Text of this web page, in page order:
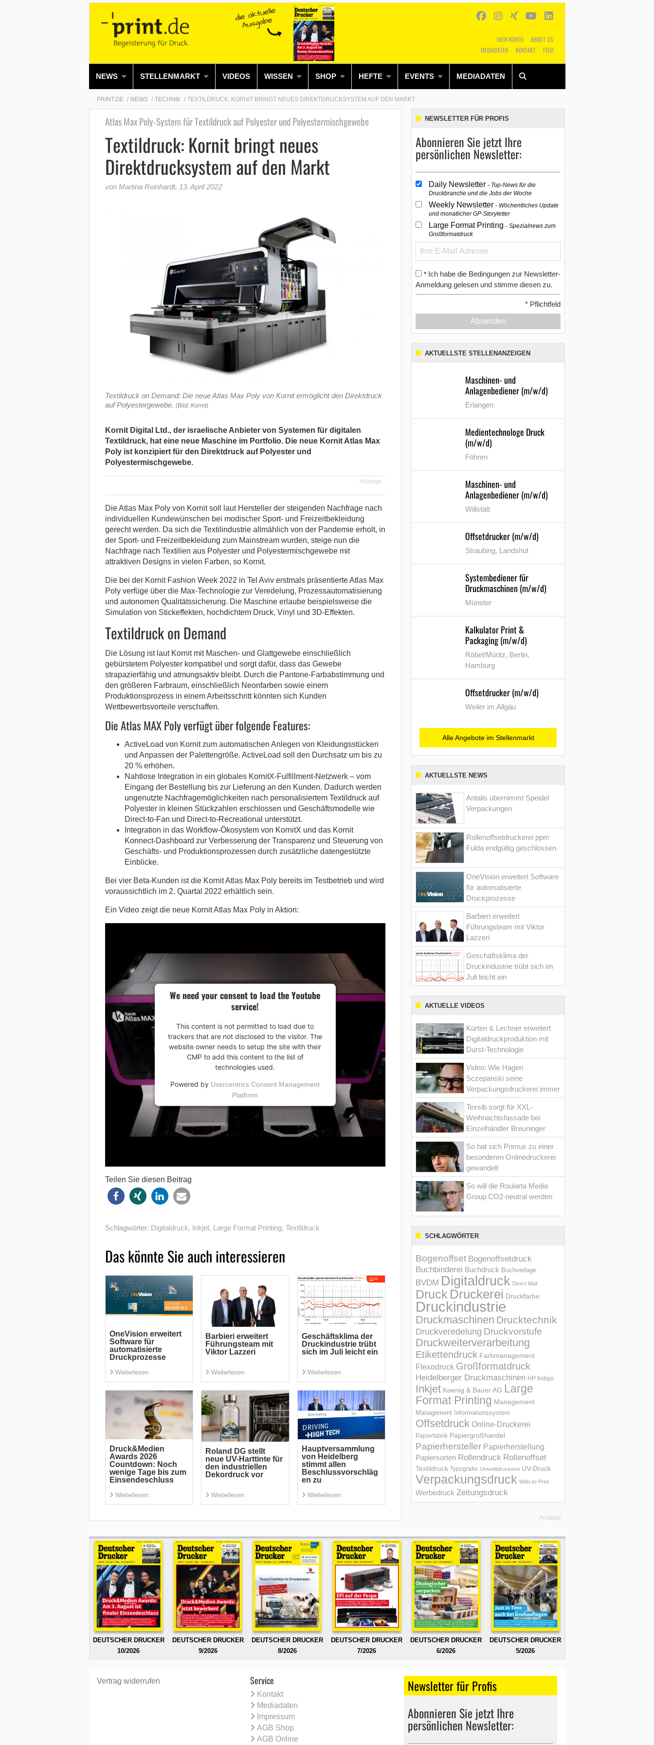
MEIN KONTO
ABOUT US
MEDIADATEN
KONTAKT FEED
NEWS STELLENMARKT VIDEOS WISSEN SHOP HEFTE EVENTS MEDIADATEN
Alles Shop SUCHEN
PRINT.DE NEWS TECHNIK TEXTILDRUCK: KORNIT BRINGT NEUES DIREKTDRUCKSYSTEM AUF DEN MARKT
Atlas Max Poly-System für Textildruck auf Polyester und Polyestermischgewebe
Textildruck: Kornit bringt neues
Direktdrucksystem auf den Markt
von Martina Reinhardt, 13. April 2022
Textildruck on Demand: Die neue Atlas Max Poly von Kornit ermöglicht den Direktdruck
auf Polyestergewebe. (Bild: Kornit)
Kornit Digital Ltd., der israelische Anbieter von Systemen für digitalen
Textildruck, hat eine neue Maschine im Portfolio. Die neue Kornit Atlas Max
Poly ist konzipiert für den Direktdruck auf Polyester und
Polyestermischgewebe.
Anzeige
Die Atlas Max Poly von Kornit soll laut Hersteller der steigenden Nachfrage nach
individuellen Kundewünschen bei modischer Sport- und Freizeitbekleidung
gerecht werden. Da sich die Textilindustrie allmählich von der Pandemie erholt, in
der Sport- und Freizeitbekleidung zum Mainstream wurden, steige nun die
Nachfrage nach Textilien aus Polyester und Polyestermischgewebe mit
attraktiven Designs in vielen Farben, so Kornit.
Die bei der Kornit Fashion Week 2022 in Tel Aviv erstmals präsentierte Atlas Max
Poly verfüge über die Max-Technologie zur Veredelung, Prozessautomatisierung
und autonomen Qualitätssicherung. Die Maschine erlaube beispielsweise die
Simulation von Stickeffekten, hochdichtem Druck, Vinyl und 3D-Effekten.
Textildruck on Demand
Die Lösung ist laut Kornit mit Maschen- und Glattgewebe einschließlich
gebürstetem Polyester kompatibel und sorgt dafür, dass das Gewebe
strapazierfähig und atmungsaktiv bleibt. Durch die Pantone-Farbabstimmung und
den größeren Farbraum, einschließlich Neonfarben sowie einem
Produktionsprozess in einem Arbeitsschritt könnten sich Kunden
Wettbewerbsvorteile verschaffen.
Die Atlas MAX Poly verfügt über folgende Features:
ActiveLoad von Kornit zum automatischen Anlegen von Kleidungsstücken
und Anpassen der Palettengröße. ActiveLoad soll den Durchsatz um bis zu
20 % erhöhen.
Nahtlose Integration in ein globales KornitX-Fulfillment-Netzwerk – vom
Eingang der Bestellung bis zur Lieferung an den Kunden. Dadurch werden
ungenutzte Nachfragemöglichkeiten nach personalisiertem Textildruck auf
Polyester in kleinen Stückzahlen erschlossen und Geschäftsmodelle wie
Direct-to-Fan und Direct-to-Recreational unterstützt.
Integration in das Workflow-Ökosystem von KornitX und das Kornit
Konnect-Dashboard zur Verbesserung der Transparenz und Steuerung von
Geschäfts- und Produktionsprozessen durch zusätzliche datengestützte
Einblicke.
Bei vier Beta-Kunden ist die Kornit Atlas Max Poly bereits im Testbetrieb und wird
voraussichtlich im 2. Quartal 2022 erhältlich sein.
Ein Video zeigt die neue Kornit Atlas Max Poly in Aktion:
We need your consent to load the Youtube
service!
This content is not permitted to load due to
trackers that are not disclosed to the visitor. The
website owner needs to setup the site with their
CMP to add this content to the list of
technologies used.
Powered by Usercentrics Consent Management
Platform
Teilen Sie diesen Beitrag
Schlagwörter: Digitaldruck, Inkjet, Large Format Printing, Textildruck
Das könnte Sie auch interessieren
OneVision erweitert
Software für
automatisierte
Druckprozesse
Weiterlesen
Barbieri erweitert
Führungsteam mit
Viktor Lazzeri
Weiterlesen
Geschäftsklima der
Druckindustrie trübt
sich im Juli leicht ein
Weiterlesen
Druck&Medien
Awards 2026
Countdown: Noch
wenige Tage bis zum
Einsendeschluss
Weiterlesen
Roland DG stellt
neue UV-Harttinte für
den industriellen
Dekordruck vor
Weiterlesen
Hauptversammlung
von Heidelberg
stimmt allen
Beschlussvorschläg
en zu
Weiterlesen
NEWSLETTER FÜR PROFIS
Abonnieren Sie jetzt Ihre
persönlichen Newsletter:
Daily Newsletter Top-News für die
Druckbranche und die Jobs der Woche
Weekly Newsletter Wöchentliches Update
und monatlicher GP-Storyletter
Large Format Printing Spezialnews zum
Großformatdruck
* Ich habe die Bedingungen zur Newsletter-
Anmeldung gelesen und stimme diesen zu.
* Pflichtfeld
Absenden
AKTUELLSTE STELLENANZEIGEN
Maschinen- und
Anlagenbediener (m/w/d)
Erlangen
Medientechnologe Druck
(m/w/d)
Föhren
Maschinen- und
Anlagenbediener (m/w/d)
Willstätt
Offsetdrucker (m/w/d)
Straubing, Landshut
Systembediener für
Druckmaschinen (m/w/d)
Münster
Kalkulator Print &
Packaging (m/w/d)
Röbel/Müritz, Berlin,
Hamburg
Offsetdrucker (m/w/d)
Weiler im Allgäu
Alle Angebote im Stellenmarkt
AKTUELLSTE NEWS
Antalis übernimmt Speidel
Verpackungen
Rollenoffsetdruckerei ppm
Fulda endgültig geschlossen
OneVision erweitert Software
für automatisierte
Druckprozesse
Barbieri erweitert
Führungsteam mit Viktor
Lazzeri
Geschäftsklima der
Druckindustrie trübt sich im
Juli leicht ein
AKTUELLE VIDEOS
Kürten & Lechner erweitert
Digitaldruckproduktion mit
Durst-Technologie
Video: Wie Hagen
Sczepanski seine
Verpackungsdruckerei immer
wieder optimiert hat
Texsib sorgt für XXL-
Weihnachtsfassade bei
Einzelhändler Breuninger
So hat sich Primus zu einer
besonderen Onlinedruckerei
gewandelt
So will die Roularta Media
Group CO2-neutral werden
SCHLAGWÖRTER
Bogenoffset Bogenoffsetdruck
Buchbinderei Buchdruck Buchverlage
BVDM Digitaldruck Direct Mail
Druck Druckerei Druckfarbe
Druckindustrie
Druckmaschinen Drucktechnik
Druckveredelung Druckvorstufe
Druckweiterverarbeitung
Etikettendruck Farbmanagement
Flexodruck Großformatdruck
Heidelberger Druckmaschinen HP Indigo
Inkjet Koenig & Bauer AG Large
Format Printing Management
Management Informations­system
Offsetdruck Online-Druckerei
Papierfabrik Papiergroßhandel
Papierhersteller Papierherstellung
Papiersorten Rollendruck Rollenoffset
Textildruck Typografie Umweltdruckerei UV-Druck
Verpackungsdruck Web-to-Print
Werbedruck Zeitungsdruck
Anzeige
DEUTSCHER DRUCKER
10/2026
DEUTSCHER DRUCKER
9/2026
DEUTSCHER DRUCKER
8/2026
DEUTSCHER DRUCKER
7/2026
DEUTSCHER DRUCKER
6/2026
DEUTSCHER DRUCKER
5/2026
Vertrag widerrufen Service
Kontakt
Mediadaten
Impressum
AGB Shop
AGB Online
Newsletter für Profis
Abonnieren Sie jetzt Ihre
persönlichen Newsletter: